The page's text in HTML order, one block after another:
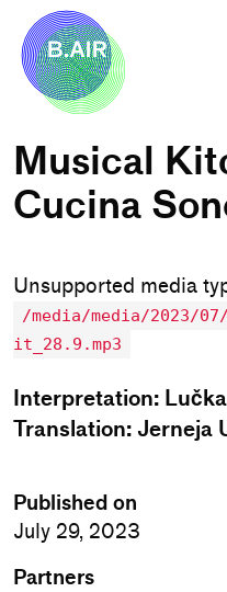
Musical
Cucina
Unsupported media
/media/media/2023/
it_28.9.mp3
Interpretation:
Translation: Jerneja
Published on
July 29, 2023
Partners